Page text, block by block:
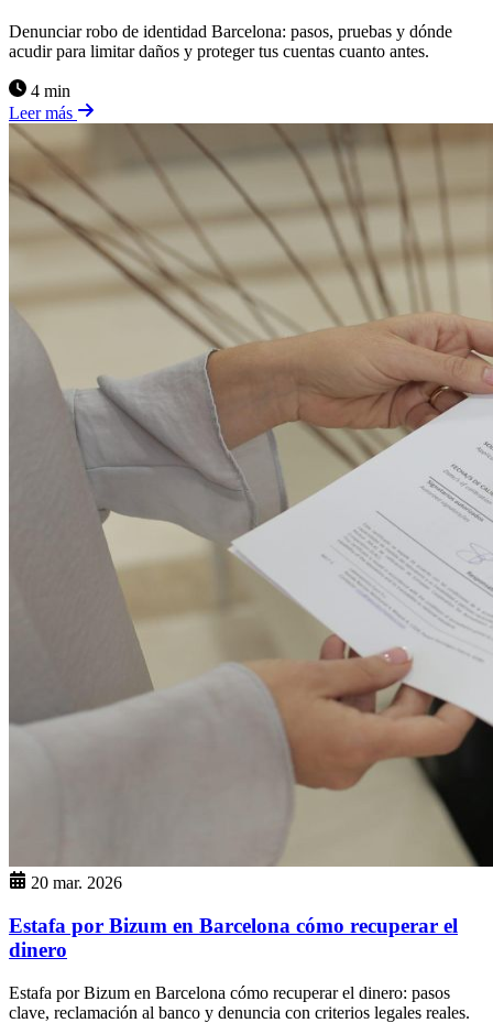
Denunciar robo de identidad Barcelona: pasos, pruebas y dónde
acudir para limitar daños y proteger tus cuentas cuanto antes.
4 min
Leer más
20 mar. 2026
Estafa por Bizum en Barcelona cómo recuperar el
dinero
Estafa por Bizum en Barcelona cómo recuperar el dinero: pasos
clave, reclamación al banco y denuncia con criterios legales reales.